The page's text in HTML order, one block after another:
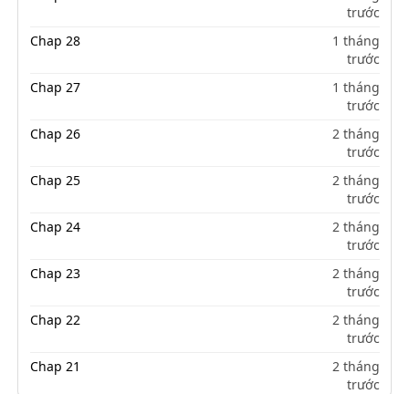
trước
Chap 28
1 tháng
trước
Chap 27
1 tháng
trước
Chap 26
2 tháng
trước
Chap 25
2 tháng
trước
Chap 24
2 tháng
trước
Chap 23
2 tháng
trước
Chap 22
2 tháng
trước
Chap 21
2 tháng
trước